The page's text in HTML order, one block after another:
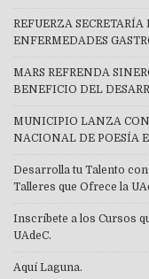
REFUERZA
ENFERMEDADES
MARS REFRENDA
BENEFICIO DEL
MUNICIPIO LANZA
NACIONAL DE POESÍA
Desarrolla tu Talento
Talleres que Ofrece la
Inscríbete a los Cursos
UAdeC.
Aquí Laguna.